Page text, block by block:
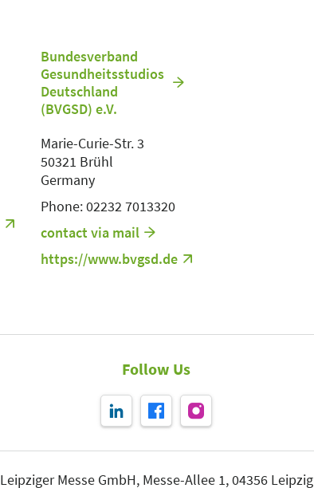
Bundesverband
Gesundheitsstudios
Deutschland
(BVGSD) e.V.
Marie-Curie-Str. 3
50321 Brühl
Germany
Phone: 02232 7013320
contact via mail
https://www.bvgsd.de
Follow Us
Leipziger Messe GmbH, Messe-Allee 1, 04356 Leipzig